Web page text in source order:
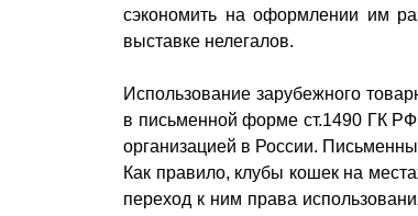
сэкономить на оформлении им
выставке нелегалов.
Использование зарубежного
в письменной форме ст.1490 ГК
организацией в России.
Как правило, клубы кошек на
переход к ним права